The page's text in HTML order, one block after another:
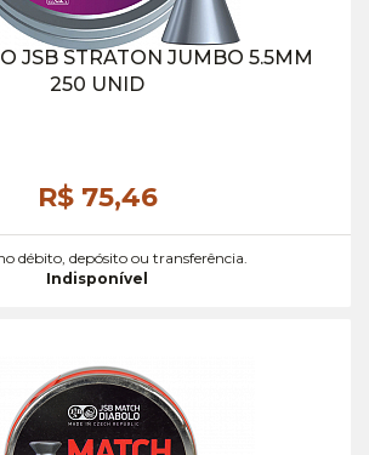
JSB STRATON JUMBO 5.5MM
250 UNID
R$ 75,46
débito, depósito ou transferência.
Indisponível